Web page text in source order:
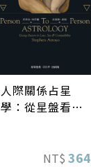
人際關係占星
學：從星盤看見
NT$ 364